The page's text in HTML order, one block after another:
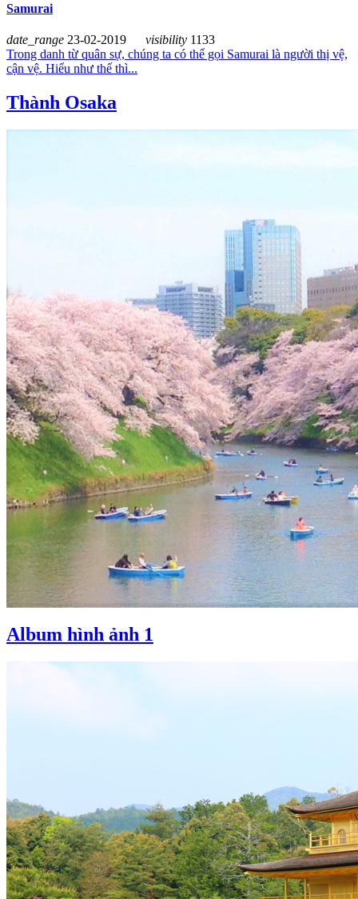
Samurai
date_range 23-02-2019 visibility 1133
Trong danh từ quân sự, chúng ta có thể gọi Samurai là người thị vệ,
cận vệ. Hiểu như thế thì...
Thành Osaka
Album hình ảnh 1